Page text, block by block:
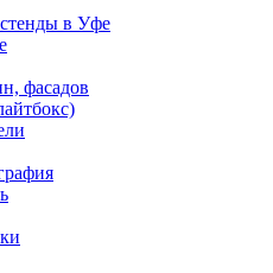
в Уфе
фасадов